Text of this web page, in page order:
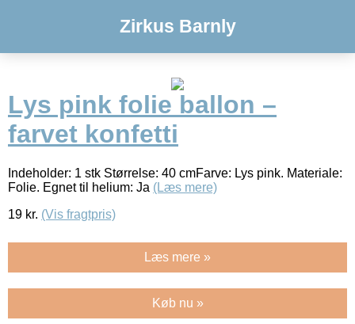
Zirkus Barnly
Lys pink folie ballon –
farvet konfetti
Indeholder: 1 stk Størrelse: 40 cmFarve: Lys pink. Materiale:
Folie. Egnet til helium: Ja (Læs mere)
19 kr. (Vis fragtpris)
Læs mere »
Køb nu »